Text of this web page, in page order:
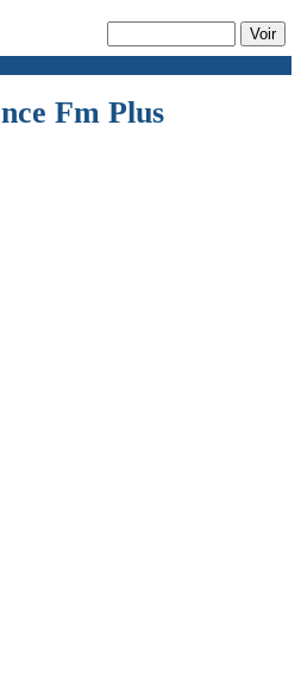
Fm Plus